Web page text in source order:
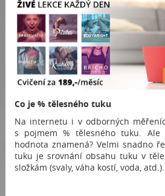
Co je % tělesného tuku
Na internetu i v odborných
s pojmem % tělesného tuku.
hodnota znamená? Velmi snadno
tuku je srovnání obsahu tuku v
složkám (svaly, váha kostí, voda, atd.).